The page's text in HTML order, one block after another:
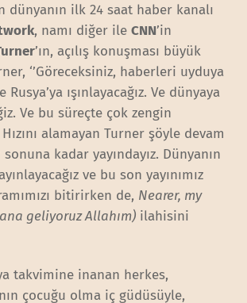
dünyanın ilk 24 saat haber kanalı
, namı diğer ileCNN’in
’ın, açılış konuşması büyük
‘’Göreceksiniz, haberleri uyduya
ışınlayacağız. Ve dünyaya
Ve bu süreçte çok zengin
Hızını alamayan Turner şöyle devam
sonuna kadar yayındayız. Dünyanın
ve bu son yayınımız
bitirirken de, Nearer, my
geliyoruz Allahım) ilahisini
takvimine inanan herkes,
çocuğu olma iç güdüsüyle,